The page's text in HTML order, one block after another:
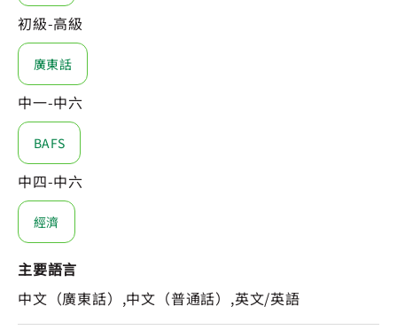
初級-高級
廣東話
中一-中六
BAFS
中四-中六
經濟
主要語言
中文（廣東話）,中文（普通話）,英文/英語